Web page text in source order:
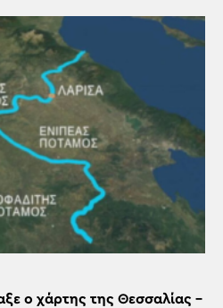
ο χάρτης της Θεσσαλίας –